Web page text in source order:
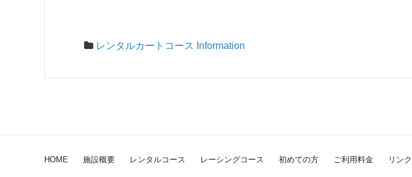
レンタルカートコース Information
HOME 施設概要 レンタルコース レーシングコース 初めての方 ご利用料金 リンク